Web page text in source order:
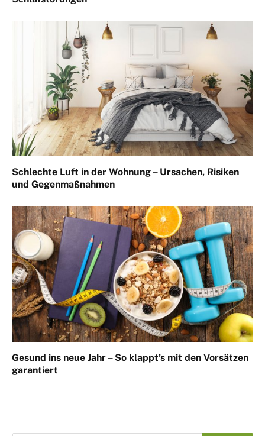
Schlechte Luft in der Wohnung – Ursachen, Risiken
und Gegenmaßnahmen
Gesund ins neue Jahr – So klappt’s mit den Vorsätzen
garantiert